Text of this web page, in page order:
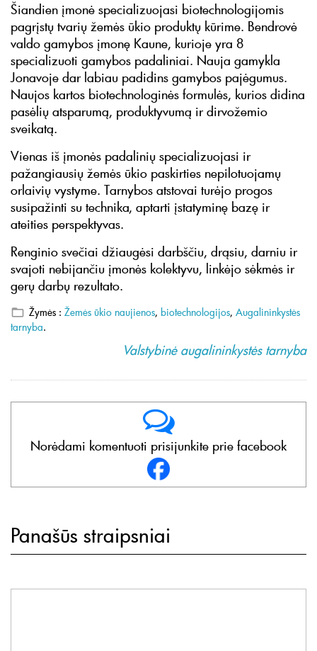
Šiandien įmonė specializuojasi biotechnologijomis
pagrįstų tvarių žemės ūkio produktų kūrime. Bendrovė
valdo gamybos įmonę Kaune, kurioje yra 8
specializuoti gamybos padaliniai. Nauja gamykla
Jonavoje dar labiau padidins gamybos pajėgumus.
Naujos kartos biotechnologinės formulės, kurios didina
pasėlių atsparumą, produktyvumą ir dirvožemio
sveikatą.
Vienas iš įmonės padalinių specializuojasi ir
pažangiausių žemės ūkio paskirties nepilotuojamų
orlaivių vystyme. Tarnybos atstovai turėjo progos
susipažinti su technika, aptarti įstatyminę bazę ir
ateities perspektyvas.
Renginio svečiai džiaugėsi darbščiu, drąsiu, darniu ir
svajoti nebijančiu įmonės kolektyvu, linkėjo sėkmės ir
gerų darbų rezultato.
Žymės : Žemės ūkio naujienos, biotechnologijos, Augalininkystės
tarnyba.
Valstybinė augalininkystės tarnyba
Norėdami komentuoti prisijunkite prie facebook
Panašūs straipsniai